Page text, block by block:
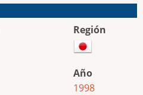
Región
Año
1998